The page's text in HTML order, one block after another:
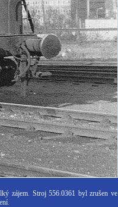
zájem. Stroj 556.0361 byl zrušen ve